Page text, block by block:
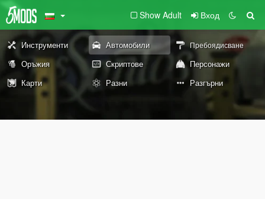
Show Adult Вход
Инструменти Автомобили Пребоядисване
Оръжия Скриптове
Персонажи
Карти
Разни Разгърни